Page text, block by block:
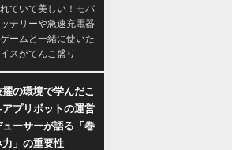
ていて美しい！モバ
テリーや急速充電器
ームと一緒に使いた
スがてんこ盛り
の環境で学んだこ
プリボットの運営
ューサーが語る「巻
力」の重要性